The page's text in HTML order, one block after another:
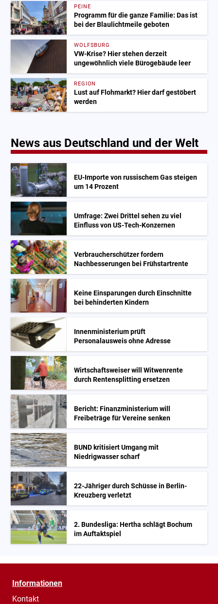
PEINE
Programm für die ganze Familie: Das ist
bei der Blaulichtmeile geboten
WOLFSBURG
VW-Krise? Hier stehen derzeit
ungewöhnlich viele Bürogebäude leer
REGION
Lust auf Flohmarkt? Hier darf gestöbert
werden
News aus Deutschland und der Welt
EU-Importe von russischem Gas steigen
um 14 Prozent
Umfrage: Zwei Drittel sehen zu viel
Einfluss von US-Tech-Konzernen
Verbraucherschützer fordern
Nachbesserungen bei Frühstartrente
Keine Einsparungen durch Einschnitte
bei behinderten Kindern
Innenministerium prüft
Personalausweis ohne Adresse
Wirtschaftsweiser will Witwenrente
durch Rentensplitting ersetzen
Bericht: Finanzministerium will
Freibeträge für Vereine senken
BUND kritisiert Umgang mit
Niedrigwasser scharf
22-Jähriger durch Schüsse in Berlin-
Kreuzberg verletzt
2. Bundesliga: Hertha schlägt Bochum
im Auftaktspiel
Informationen
Kontakt